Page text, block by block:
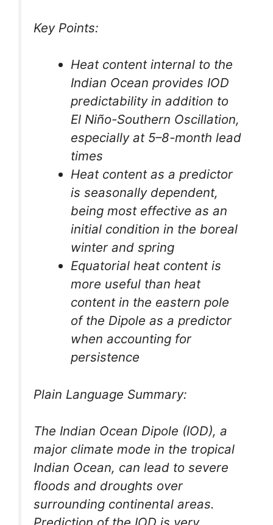
Key Points:
Heat content internal to the
Indian Ocean provides IOD
predictability in addition to
El Niño-Southern Oscillation,
especially at 5–8-month lead
times
Heat content as a predictor
is seasonally dependent,
being most effective as an
initial condition in the boreal
winter and spring
Equatorial heat content is
more useful than heat
content in the eastern pole
of the Dipole as a predictor
when accounting for
persistence
Plain Language Summary:
The Indian Ocean Dipole (IOD), a
major climate mode in the tropical
Indian Ocean, can lead to severe
floods and droughts over
surrounding continental areas.